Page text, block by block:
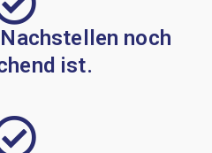
noch
ist.